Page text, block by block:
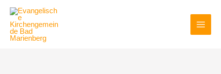
Inhalt
springen